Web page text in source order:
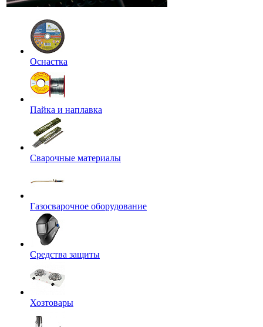
Оснастка
Пайка и наплавка
Сварочные материалы
Газосварочное оборудование
Средства защиты
Хозтовары